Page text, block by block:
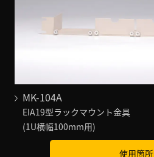
MK-104A
EIA19型ラックマウント金具
(1U横幅100mm用)
使用箇所